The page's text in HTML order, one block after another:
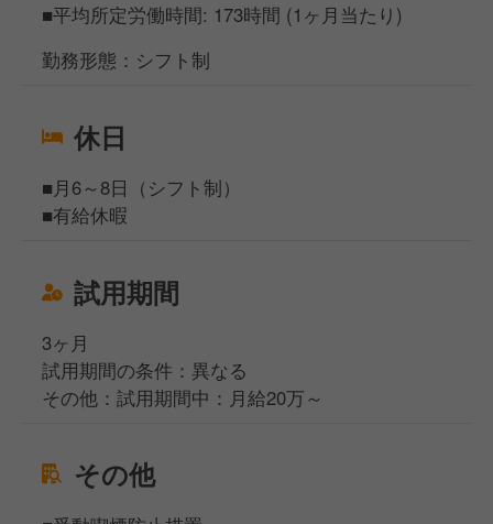
■平均所定労働時間: 173時間 (1ヶ月当たり)
勤務形態：シフト制
休日
■月6～8日（シフト制）
■有給休暇
試用期間
3ヶ月
試用期間の条件：異なる
その他：試用期間中：月給20万～
その他